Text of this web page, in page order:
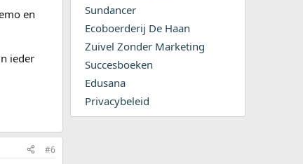
en
ieder
#6
Sundancer
Ecoboerderij De Haan
Zuivel Zonder Marketing
Succesboeken
Edusana
Privacybeleid